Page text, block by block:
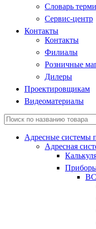
Словарь
Сервис-центр
Контакты
Контакты
Филиалы
Розничные
Дилеры
Проектировщикам
Видеоматериалы
Адресные системы
Адресная